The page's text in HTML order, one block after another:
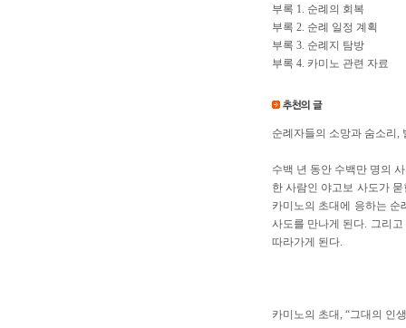
부록 1. 순례의 회복
부록 2. 순례 일정 계획
부록 3. 순례지 탐방
부록 4. 카미노 관련 자료
순례자들의 소망과 숨소리,
수백 년 동안 수백만 명의
한 사람인 야고보 사도가
카미노의 초대에 응하는
사도를 만나게 된다. 그리
따라가게 된다.
카미노의 초대, “그대의 인